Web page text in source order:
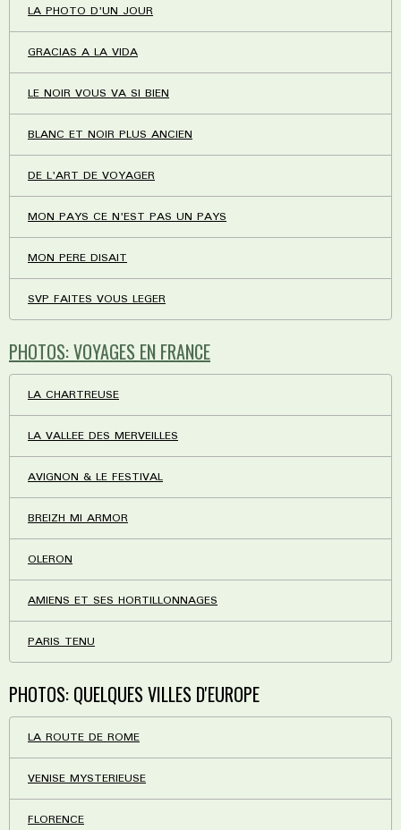
LA PHOTO D'UN JOUR
GRACIAS A LA VIDA
LE NOIR VOUS VA SI BIEN
BLANC ET NOIR PLUS ANCIEN
DE L'ART DE VOYAGER
MON PAYS CE N'EST PAS UN PAYS
MON PERE DISAIT
SVP FAITES VOUS LEGER
PHOTOS: VOYAGES EN FRANCE
LA CHARTREUSE
LA VALLEE DES MERVEILLES
AVIGNON & LE FESTIVAL
BREIZH MI ARMOR
OLERON
AMIENS ET SES HORTILLONNAGES
PARIS TENU
PHOTOS: QUELQUES VILLES D'EUROPE
LA ROUTE DE ROME
VENISE MYSTERIEUSE
FLORENCE